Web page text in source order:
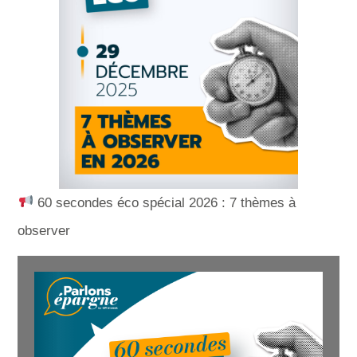
60 secondes éco spécial 2026 : 7 thèmes à
observer